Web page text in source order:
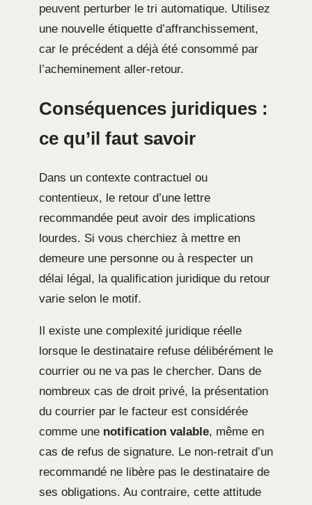
peuvent perturber le tri automatique. Utilisez
une nouvelle étiquette d’affranchissement,
car le précédent a déjà été consommé par
l’acheminement aller-retour.
Conséquences juridiques :
ce qu’il faut savoir
Dans un contexte contractuel ou
contentieux, le retour d’une lettre
recommandée peut avoir des implications
lourdes. Si vous cherchiez à mettre en
demeure une personne ou à respecter un
délai légal, la qualification juridique du retour
varie selon le motif.
Il existe une complexité juridique réelle
lorsque le destinataire refuse délibérément le
courrier ou ne va pas le chercher. Dans de
nombreux cas de droit privé, la présentation
du courrier par le facteur est considérée
comme une notification valable, même en
cas de refus de signature. Le non-retrait d’un
recommandé ne libère pas le destinataire de
ses obligations. Au contraire, cette attitude